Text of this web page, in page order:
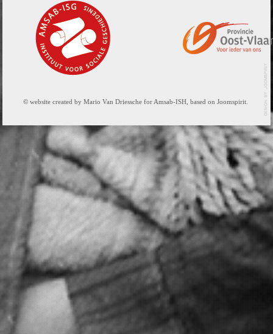
© website created by Mario Van Driessche for Amsab-ISH, based on Joomspirit.